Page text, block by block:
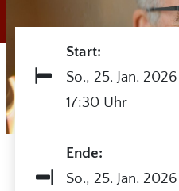
Start:
So., 25. Jan. 2026
17:30 Uhr
Ende:
So., 25. Jan. 2026